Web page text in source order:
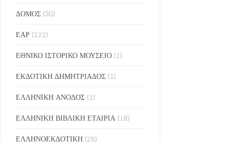
ΔΟΜΟΣ (30)
ΕΑΡ (122)
ΕΘΝΙΚΟ ΙΣΤΟΡΙΚΟ ΜΟΥΣΕΙΟ (1)
ΕΚΔΟΤΙΚΗ ΔΗΜΗΤΡΙΑΔΟΣ (1)
ΕΛΛΗΝΙΚΗ ΑΝΟΔΟΣ (1)
ΕΛΛΗΝΙΚΗ ΒΙΒΛΙΚΗ ΕΤΑΙΡΙΑ (18)
ΕΛΛΗΝΟΕΚΔΟΤΙΚΗ (25)